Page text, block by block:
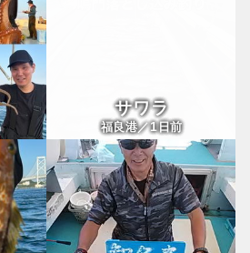
サワラ
福良港／1日前